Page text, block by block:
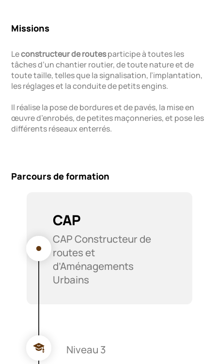
Missions
Leconstructeur de routesparticipe à toutes les
tâches d’un chantier routier, de toute nature et de
toute taille, telles que la signalisation, l’implantation,
les réglages et la conduite de petits engins.
Il réalise la pose de bordures et de pavés, la mise en
œuvre d’enrobés, de petites maçonneries, et pose les
différents réseaux enterrés.
Parcours de formation
CAP
CAP Constructeur de
routes et
d’Aménagements
Urbains
Niveau 3